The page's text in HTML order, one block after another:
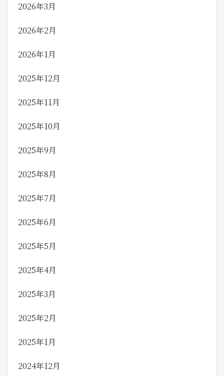
2026年3月
2026年2月
2026年1月
2025年12月
2025年11月
2025年10月
2025年9月
2025年8月
2025年7月
2025年6月
2025年5月
2025年4月
2025年3月
2025年2月
2025年1月
2024年12月